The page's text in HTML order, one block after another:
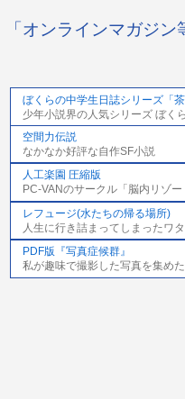
「オンラインマガジ
ぼくらの中学生日誌シリーズ「茶
少年小説界の人気シリーズ ぼく
空間力伝説
なかなか好評な自作SF小説
人工楽園 圧縮版
PC-VANのサークル「脳内リゾ
レフュージ(水たちの帰る場所)
人生に行き詰まってしまったワ
PDF版『写真症候群』
私が趣味で撮影した写真を集め